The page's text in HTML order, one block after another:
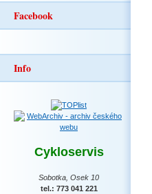
Facebook
Info
Cykloservis
Sobotka, Osek 10
tel.: 773 041 221